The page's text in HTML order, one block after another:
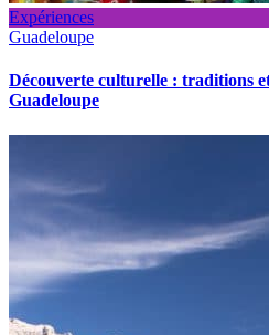
Expériences
Guadeloupe
Découverte culturelle : traditions
Guadeloupe